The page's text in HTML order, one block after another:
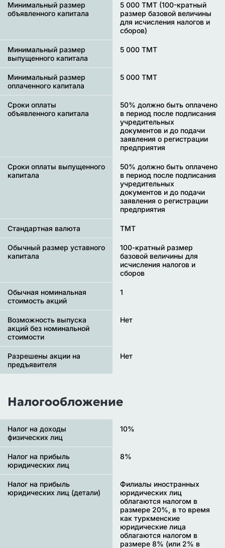
Минимальный размер
объявленного капитала
5 000 TMT (100-кратный
размер базовой величины
для исчисления налогов и
сборов)
Минимальный размер
выпущенного капитала
5 000 TMT
Минимальный размер
оплаченного капитала
5 000 TMT
Сроки оплаты
объявленного капитала
50% должно быть оплачено
в период после подписания
учредительных
документов и до подачи
заявления о регистрации
предприятия
Сроки оплаты выпущенного
капитала
50% должно быть оплачено
в период после подписания
учредительных
документов и до подачи
заявления о регистрации
предприятия
Стандартная валюта TMT
Обычный размер уставного
капитала
100-кратный размер
базовой величины для
исчисления налогов и
сборов
Обычная номинальная
стоимость акций
1
Возможность выпуска
акций без номинальной
стоимости
Нет
Разрешены акции на
предъявителя
Нет
Налогообложение
Налог на доходы
физических лиц
10%
Налог на прибыль
юридических лиц
8%
Налог на прибыль
юридических лиц (детали)
Филиалы иностранных
юридических лиц
облагаются налогом в
размере 20%, в то время
как туркменские
юридические лица
облагаются налогом в
размере 8% (или 2% в